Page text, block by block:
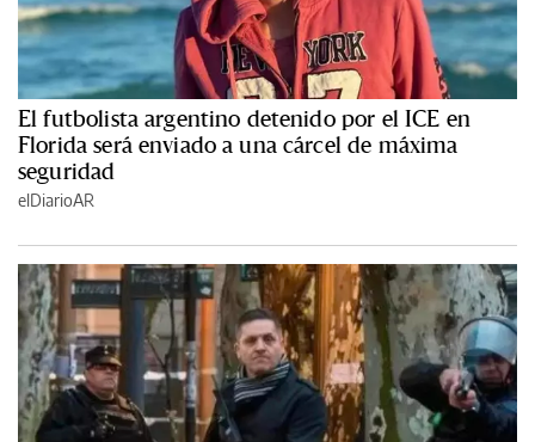
El futbolista argentino detenido por el ICE en
Florida será enviado a una cárcel de máxima
seguridad
elDiarioAR